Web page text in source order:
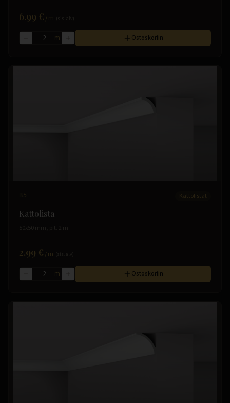
6.99 € /m
m Ostoskoriin
B5 Kattolistat
Kattolista
50x50 mm, pit. 2 m
2.99 € /m
m Ostoskoriin